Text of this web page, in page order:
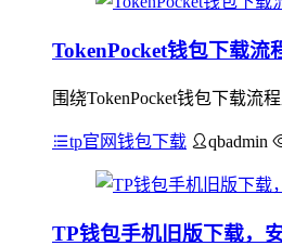
TokenPocket钱包下载流
围绕TokenPocket钱包下载流
tp官网钱包下载 qbadmin
TP钱包手机旧版下载，